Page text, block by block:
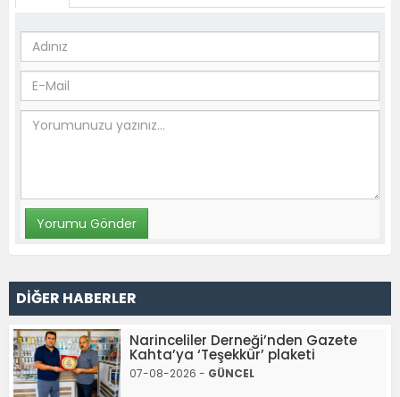
DİĞER HABERLER
Narinceliler Derneği’nden Gazete
Kahta’ya ‘Teşekkür’ plaketi
07-08-2026 - GÜNCEL